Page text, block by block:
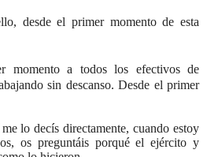
desde el primer momento de esta
momento a todos los efectivos de
sin descanso. Desde el primer
lo decís directamente, cuando estoy
os preguntáis porqué el ejército y